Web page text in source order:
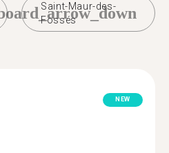
Saint-Maur-des-
Fossés
NEW